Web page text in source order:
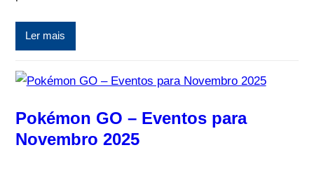
Ler mais
Pokémon GO – Eventos para
Novembro 2025